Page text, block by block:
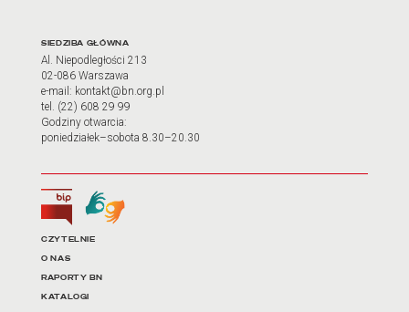
Adres oraz godziny
SIEDZIBA GŁÓWNA
Al. Niepodległości 213
02-086 Warszawa
e-mail: kontakt@bn.org.pl
tel. (22) 608 29 99
Godziny otwarcia:
poniedziałek–sobota 8.30–20.30
Biuletyn Informacji Publicznej
Tłumacz języka migowego
Linki do najważniejszych
CZYTELNIE
O NAS
RAPORTY BN
KATALOGI